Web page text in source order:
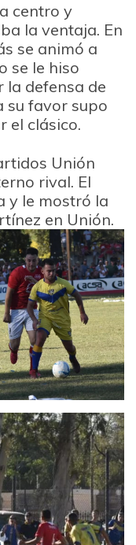
centro y
la ventaja. En
se animó a
se le hiso
la defensa de
su favor supo
el clásico.
Unión
rival. El
y le mostró la
en Unión.